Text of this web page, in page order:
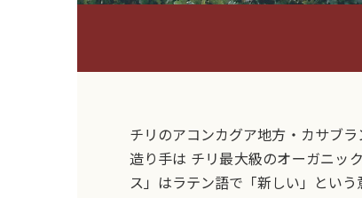
チリのアコンカグア地方・カサブ
造り手は チリ最大級のオーガニッ
ス」はラテン語で「新しい」とい